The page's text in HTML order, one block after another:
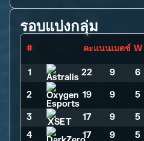
รอบแบ่งกลุ่ม
# คะแนนแมตช์ W
1
22 9 6
2 19 9 5
3 17 9 5
4
17 9 5